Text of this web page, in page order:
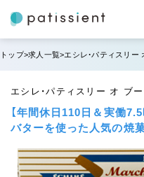
トップ 求人一覧 エシレ・パティスリ
エシレ・パティスリー オ ブ
【年間休日110日＆実働
バターを使った人気の焼